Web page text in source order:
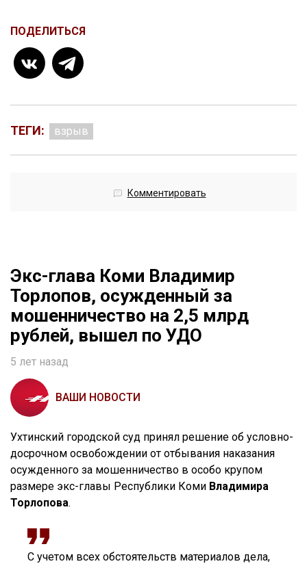
ПОДЕЛИТЬСЯ
ТЕГИ: взрыв
Комментировать
Экс-глава Коми Владимир
Торлопов, осужденный за
мошенничество на 2,5 млрд
рублей, вышел по УДО
5 лет назад
ВАШИ НОВОСТИ
Ухтинский городской суд принял решение об условно-
досрочном освобождении от отбывания наказания
осужденного за мошенничество в особо крупом
размере экс-главы Республики Коми Владимира
Торлопова.
С учетом всех обстоятельств материалов дела,